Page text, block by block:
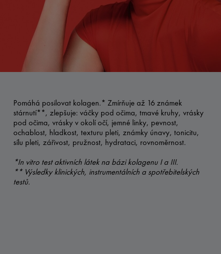
Pomáhá posilovat kolagen.* Zmírňuje až 16 známek
stárnutí**, zlepšuje: váčky pod očima, tmavé kruhy, vrásky
pod očima, vrásky v okolí očí, jemné linky, pevnost,
ochablost, hladkost, texturu pleti, známky únavy, tonicitu,
sílu pleti, zářivost, pružnost, hydrataci, rovnoměrnost.
*In vitro test aktivních látek na bázi kolagenu I a III.
** Výsledky klinických, instrumentálních a spotřebitelských
testů.